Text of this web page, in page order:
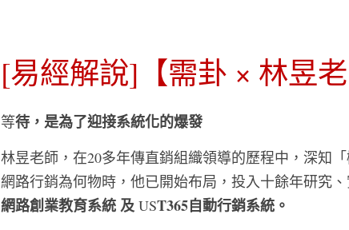
[易經解說]【需卦 × 林昱老
等待，是為了迎接系統化的爆發
林昱老師，在20多年傳直銷組織領導的歷程中，深知
網路行銷為何物時，他已開始布局，投入十餘年研究
網路創業教育系統 及 UST365自動行銷系統。